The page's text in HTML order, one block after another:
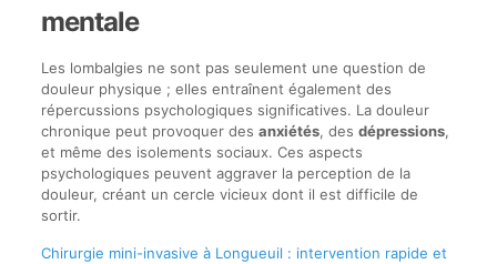
mentale
Les lombalgies ne sont pas seulement une question de
douleur physique ; elles entraînent également des
répercussions psychologiques significatives. La douleur
chronique peut provoquer des anxiétés, des dépressions,
et même des isolements sociaux. Ces aspects
psychologiques peuvent aggraver la perception de la
douleur, créant un cercle vicieux dont il est difficile de
sortir.
Chirurgie mini-invasive à Longueuil : intervention rapide et